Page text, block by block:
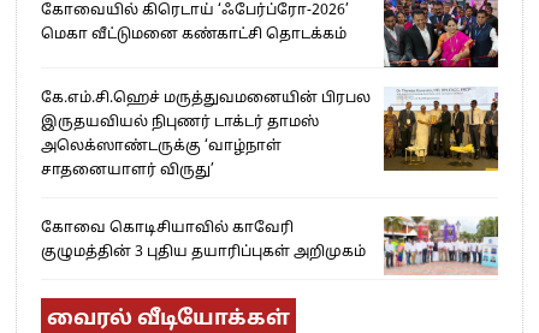
கோவையில் கிரெடாய் ‘ஃபேர்ப்ரோ-2026’
மெகா வீட்டுமனை கண்காட்சி தொடக்கம்
கே.எம்.சி.ஹெச் மருத்துவமனையின் பிரபல
இருதயவியல் நிபுணர் டாக்டர் தாமஸ்
அலெக்ஸாண்டருக்கு ‘வாழ்நாள்
சாதனையாளர் விருது’
கோவை கொடிசியாவில் காவேரி
குழுமத்தின் 3 புதிய தயாரிப்புகள் அறிமுகம்
வைரல் வீடியோக்கள்